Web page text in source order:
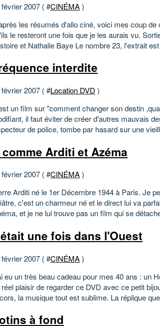
2007 ( #CINÉMA)
les résumés d'allo ciné, voici mes coup
le resteront une fois que je les aurais vu.
et Nathalie Baye Le nombre 23, l'extrait
interdite
2007 ( #Location DVD )
un film sur "comment changer son destin
il faut éviter de créer d'autres mauvais
de police, tombe par hasard sur une
Arditi et Azéma
2007 ( #CINÉMA)
Arditi né le 1er Décembre 1944 à Paris. Je
c'est un charmeur né et le direct lui va
et je ne lui trouve pas un film qui se
une fois dans l'Ouest
2007 ( #CINÉMA)
eu un très beau cadeau pour mes 40 ans : un
réel plaisir de regarder ce DVD avec ce petit
la musique tout est sublime. La réplique
à fond